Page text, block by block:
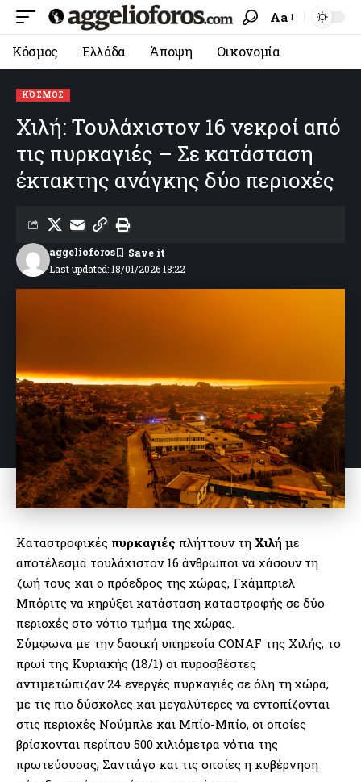
Aa
Κόσμος Ελλάδα Άποψη Οικονομία
ΚΌΣΜΟΣ
Χιλή: Τουλάχιστον 16 νεκροί από
τις πυρκαγιές – Σε κατάσταση
έκτακτης ανάγκης δύο περιοχές
Last updated: 18/01/2026 18:22
aggelioforos
Καταστροφικές πυρκαγιές πλήττουν τη Χιλή με
αποτέλεσμα τουλάχιστον 16 άνθρωποι να χάσουν τη
ζωή τους και ο πρόεδρος της χώρας, Γκάμπριελ
Μπόριτς να κηρύξει κατάσταση καταστροφής σε δύο
περιοχές στο νότιο τμήμα της χώρας.
Σύμφωνα με την δασική υπηρεσία CONAF της Χιλής, το
πρωί της Κυριακής (18/1) οι πυροσβέστες
αντιμετώπιζαν 24 ενεργές πυρκαγιές σε όλη τη χώρα,
με τις πιο δύσκολες και μεγαλύτερες να εντοπίζονται
στις περιοχές Νούμπλε και Μπίο-Μπίο, οι οποίες
βρίσκονται περίπου 500 χιλιόμετρα νότια της
‍πρωτεύουσας, Σαντιάγο και τις οποίες η κυβέρνηση